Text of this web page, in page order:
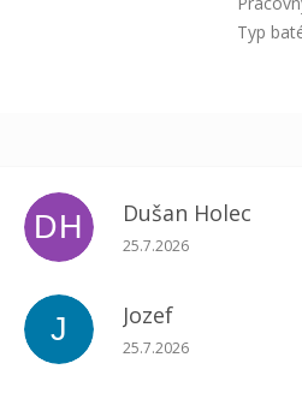
Typ
DH Dušan Holec
Hodnotenie obchodu
25.7.2026
J Jozef
Hodnotenie obchodu
25.7.2026